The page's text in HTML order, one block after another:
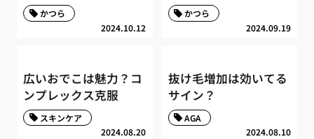
2024.10.12
かつら
2024.09.19
かつら
広いおでこは魅力？コ
ンプレックス克服
2024.08.20
スキンケア
抜け毛増加は効いてる
サイン？
2024.08.10
AGA